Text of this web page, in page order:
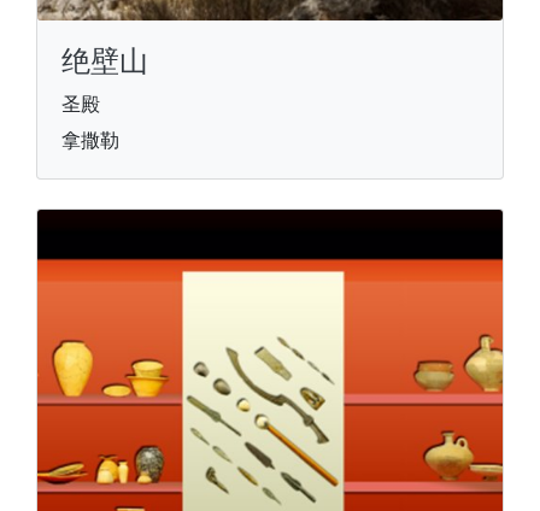
绝壁山
圣殿
拿撒勒